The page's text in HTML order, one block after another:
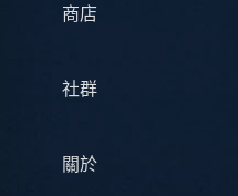
商店
社群
關於